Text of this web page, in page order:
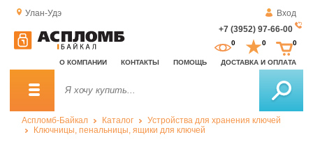
Улан-Удэ
Вход
+7 (3952) 97-66-00
О КОМПАНИИ КОНТАКТЫ ПОМОЩЬ ДОСТАВКА И ОПЛАТА
0 0 0
Аспломб-Байкал Каталог
Устройства для хранения ключей
Ключницы, пенальницы, ящики для ключей